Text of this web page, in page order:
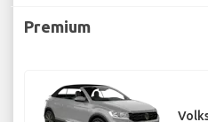
Premium